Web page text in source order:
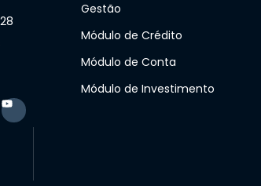
Gestão
Módulo de Crédito
Módulo de Conta
Módulo de Investimento